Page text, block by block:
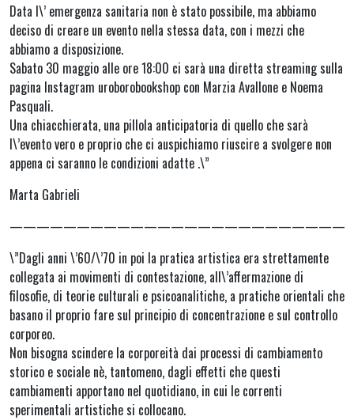
Data l\’ emergenza sanitaria non è stato possibile, ma abbiamo
deciso di creare un evento nella stessa data, con i mezzi che
abbiamo a disposizione.
Sabato 30 maggio alle ore 18:00 ci sarà una diretta streaming sulla
pagina Instagram uroborobookshop con Marzia Avallone e Noema
Pasquali.
Una chiacchierata, una pillola anticipatoria di quello che sarà
l\’evento vero e proprio che ci auspichiamo riuscire a svolgere non
appena ci saranno le condizioni adatte .\”
Marta Gabrieli
—————————————————————————
\”Dagli anni \’60/\’70 in poi la pratica artistica era strettamente
collegata ai movimenti di contestazione, all\’affermazione di
filosofie, di teorie culturali e psicoanalitiche, a pratiche orientali che
basano il proprio fare sul principio di concentrazione e sul controllo
corporeo.
Non bisogna scindere la corporeità dai processi di cambiamento
storico e sociale nè, tantomeno, dagli effetti che questi
cambiamenti apportano nel quotidiano, in cui le correnti
sperimentali artistiche si collocano.